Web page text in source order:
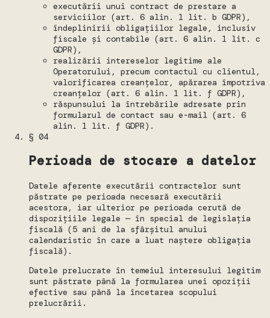
executării unui contract de prestare a
serviciilor (art. 6 alin. 1 lit. b GDPR),
îndeplinirii obligațiilor legale, inclusiv
fiscale și contabile (art. 6 alin. 1 lit. c
GDPR),
realizării intereselor legitime ale
Operatorului, precum contactul cu clientul,
valorificarea creanțelor, apărarea împotriva
creanțelor (art. 6 alin. 1 lit. f GDPR),
răspunsului la întrebările adresate prin
formularul de contact sau e-mail (art. 6
alin. 1 lit. f GDPR).
§ 04
Perioada de stocare a datelor
Datele aferente executării contractelor sunt
păstrate pe perioada necesară executării
acestora, iar ulterior pe perioada cerută de
dispozițiile legale — în special de legislația
fiscală (5 ani de la sfârșitul anului
calendaristic în care a luat naștere obligația
fiscală).
Datele prelucrate în temeiul interesului legitim
sunt păstrate până la formularea unei opoziții
efective sau până la încetarea scopului
prelucrării.